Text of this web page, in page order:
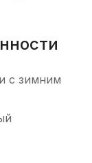
с зимним